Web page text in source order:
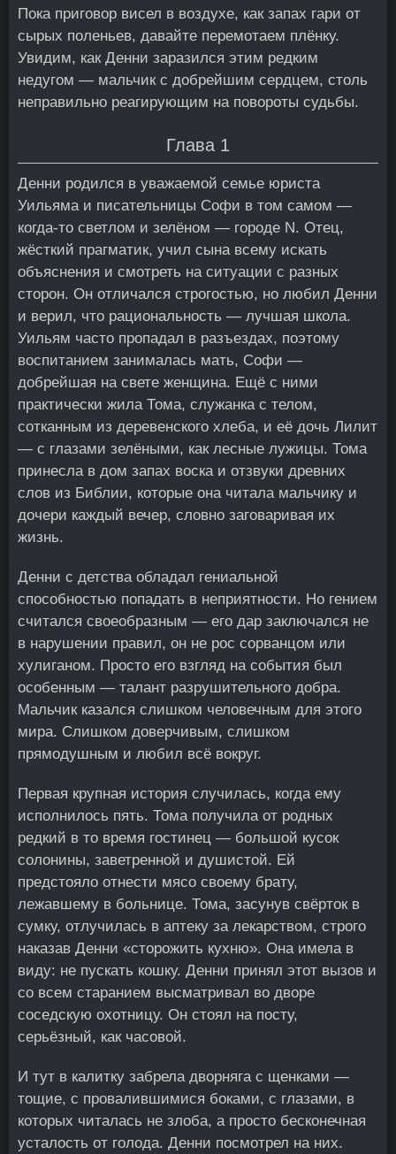
Пока приговор висел в воздухе, как запах гари от
сырых поленьев, давайте перемотаем плёнку.
Увидим, как Денни заразился этим редким
недугом — мальчик с добрейшим сердцем, столь
неправильно реагирующим на повороты судьбы.
Глава 1
Денни родился в уважаемой семье юриста
Уильяма и писательницы Софи в том самом —
когда-то светлом и зелёном — городе N. Отец,
жёсткий прагматик, учил сына всему искать
объяснения и смотреть на ситуации с разных
сторон. Он отличался строгостью, но любил Денни
и верил, что рациональность — лучшая школа.
Уильям часто пропадал в разъездах, поэтому
воспитанием занималась мать, Софи —
добрейшая на свете женщина. Ещё с ними
практически жила Тома, служанка с телом,
сотканным из деревенского хлеба, и её дочь Лилит
— с глазами зелёными, как лесные лужицы. Тома
принесла в дом запах воска и отзвуки древних
слов из Библии, которые она читала мальчику и
дочери каждый вечер, словно заговаривая их
жизнь.
Денни с детства обладал гениальной
способностью попадать в неприятности. Но гением
считался своеобразным — его дар заключался не
в нарушении правил, он не рос сорванцом или
хулиганом. Просто его взгляд на события был
особенным — талант разрушительного добра.
Мальчик казался слишком человечным для этого
мира. Слишком доверчивым, слишком
прямодушным и любил всё вокруг.
Первая крупная история случилась, когда ему
исполнилось пять. Тома получила от родных
редкий в то время гостинец — большой кусок
солонины, заветренной и душистой. Ей
предстояло отнести мясо своему брату,
лежавшему в больнице. Тома, засунув свёрток в
сумку, отлучилась в аптеку за лекарством, строго
наказав Денни «сторожить кухню». Она имела в
виду: не пускать кошку. Денни принял этот вызов и
со всем старанием высматривал во дворе
соседскую охотницу. Он стоял на посту,
серьёзный, как часовой.
И тут в калитку забрела дворняга с щенками —
тощие, с провалившимися боками, с глазами, в
которых читалась не злоба, а просто бесконечная
усталость от голода. Денни посмотрел на них.